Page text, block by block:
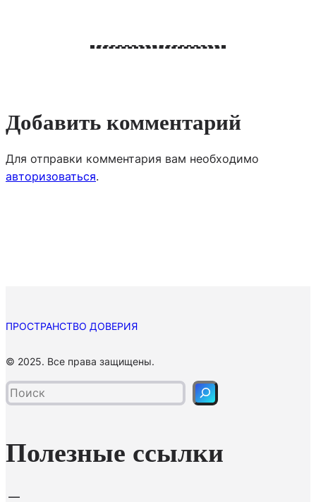
Добавить комментарий
Для отправки комментария вам необходимо
авторизоваться.
ПРОСТРАНСТВО ДОВЕРИЯ
© 2025. Все права защищены.
о
и
Полезные ссылки